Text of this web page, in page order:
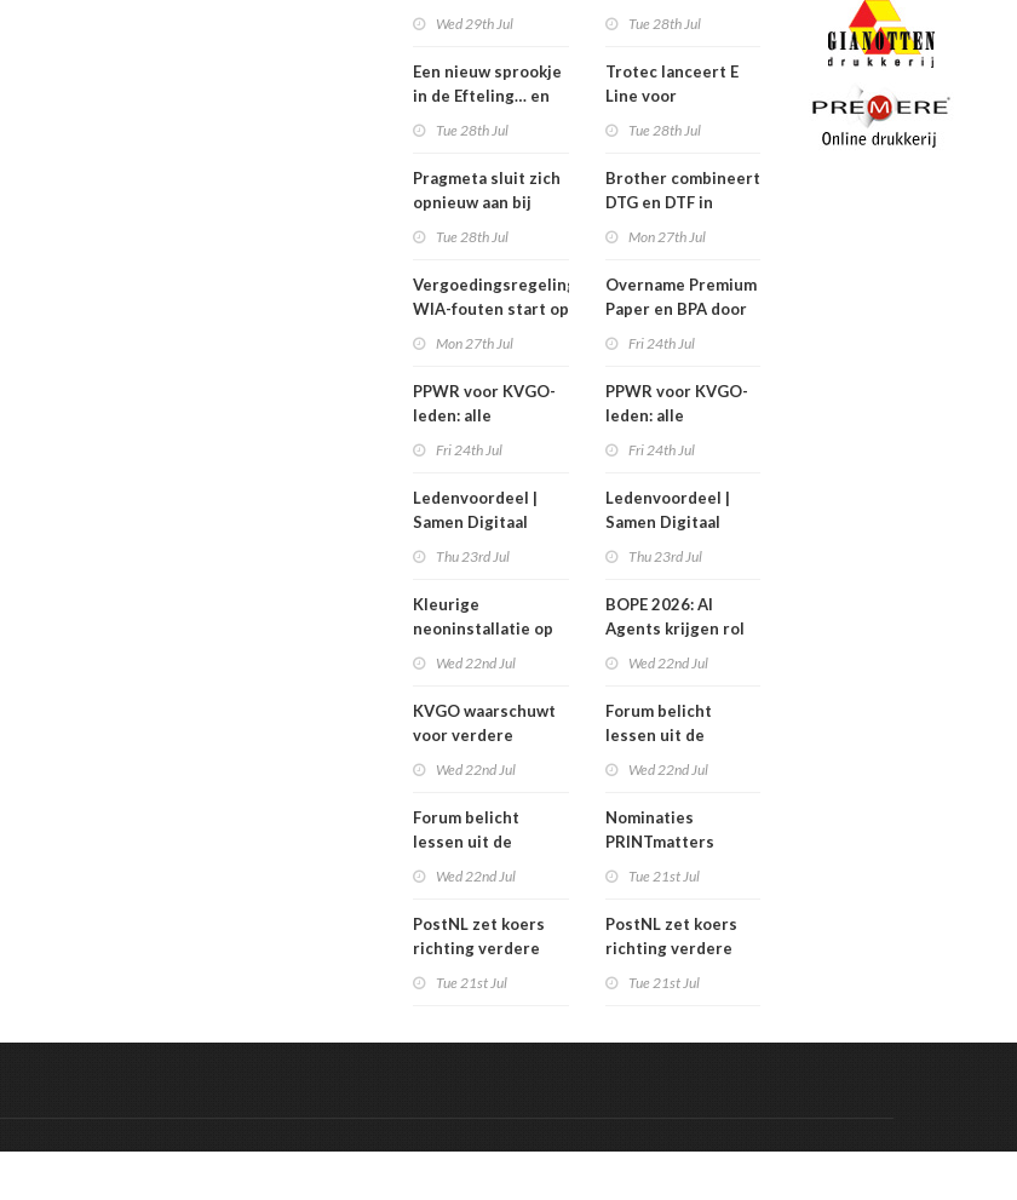
Wed 29th Jul
Een nieuw sprookje
in de Efteling… en
Tue 28th Jul
Pragmeta sluit zich
opnieuw aan bij
Tue 28th Jul
Vergoedingsregeling
WIA-fouten start op
Mon 27th Jul
PPWR voor KVGO-
leden: alle
webinar
overzichtelijk op
Fri 24th Jul
Ledenvoordeel |
Samen Digitaal
Thu 23rd Jul
Kleurige
neoninstallatie op
Wed 22nd Jul
KVGO waarschuwt
voor verdere
Wed 22nd Jul
Forum belicht
lessen uit de
carrièreswitches
Wed 22nd Jul
PostNL zet koers
richting verdere
betalen de rekening
Tue 21st Jul
Tue 28th Jul
Trotec lanceert E
Line voor
sign en display
Tue 28th Jul
Brother combineert
DTG en DTF in
Mon 27th Jul
Overname Premium
Paper en BPA door
Fri 24th Jul
PPWR voor KVGO-
leden: alle
webinar
overzichtelijk op
Fri 24th Jul
Ledenvoordeel |
Samen Digitaal
Thu 23rd Jul
BOPE 2026: AI
Agents krijgen rol
Wed 22nd Jul
Forum belicht
lessen uit de
carrièreswitches
Wed 22nd Jul
Nominaties
PRINTmatters
Tue 21st Jul
PostNL zet koers
richting verdere
betalen de rekening
Tue 21st Jul